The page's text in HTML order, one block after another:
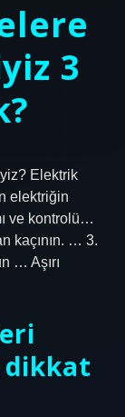
3
Elektrik
elektriğin
ve kontrolü…
kaçının. … 3.
… Aşırı
dikkat